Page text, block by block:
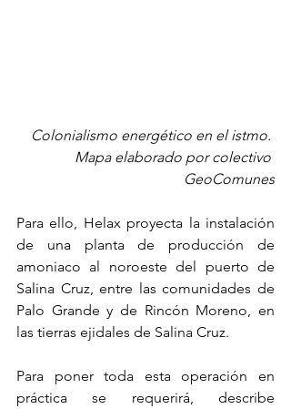
Colonialismo energético en el istmo.
Mapa elaborado por colectivo
GeoComunes
Para ello, Helax proyecta la instalación
de una planta de producción de
amoniaco al noroeste del puerto de
Salina Cruz, entre las comunidades de
Palo Grande y de Rincón Moreno, en
las tierras ejidales de Salina Cruz.
Para poner toda esta operación en
práctica se requerirá, describe